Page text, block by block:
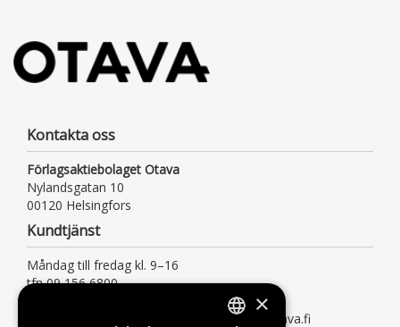
Kontakta oss
Förlagsaktiebolaget Otava
Nylandsgatan 10
00120 Helsingfors
Kundtjänst
Måndag till fredag kl. 9–16
tfn 09 156 6800
kundtjanst@otava.fi eller asiakaspalvelu@otava.fi
×